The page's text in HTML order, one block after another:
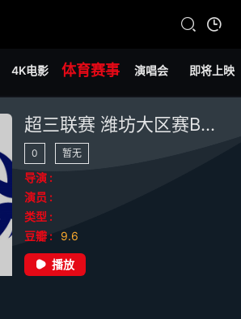
4K电影 体育赛事 演唱会 即将上映
超三联赛 潍坊大区赛B档小组赛晚间场20260529
0 暂无
导演 :
演员 :
类型 :
豆瓣 :
9.6
播放